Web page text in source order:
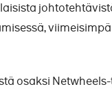
osaksi